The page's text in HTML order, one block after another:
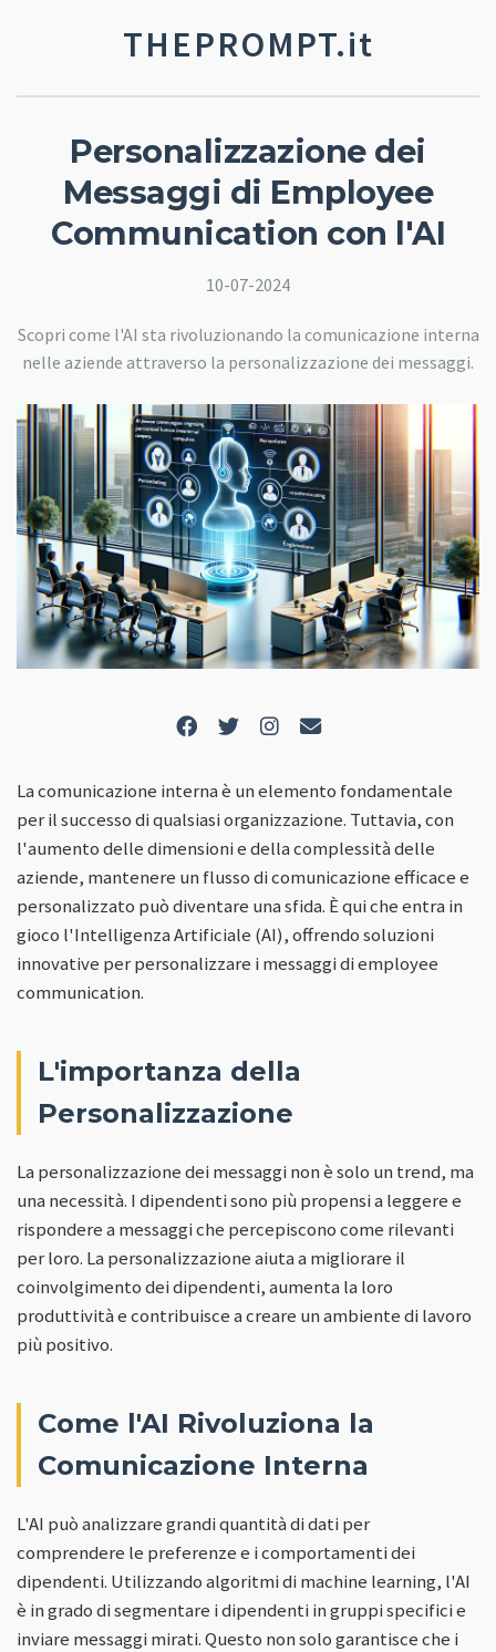
THEPROMPT.it
Personalizzazione dei
Messaggi di Employee
Communication con l'AI
10-07-2024
Scopri come l'AI sta rivoluzionando la comunicazione interna
nelle aziende attraverso la personalizzazione dei messaggi.
La comunicazione interna è un elemento fondamentale
per il successo di qualsiasi organizzazione. Tuttavia, con
l'aumento delle dimensioni e della complessità delle
aziende, mantenere un flusso di comunicazione efficace e
personalizzato può diventare una sfida. È qui che entra in
gioco l'Intelligenza Artificiale (AI), offrendo soluzioni
innovative per personalizzare i messaggi di employee
communication.
L'importanza della
Personalizzazione
La personalizzazione dei messaggi non è solo un trend, ma
una necessità. I dipendenti sono più propensi a leggere e
rispondere a messaggi che percepiscono come rilevanti
per loro. La personalizzazione aiuta a migliorare il
coinvolgimento dei dipendenti, aumenta la loro
produttività e contribuisce a creare un ambiente di lavoro
più positivo.
Come l'AI Rivoluziona la
Comunicazione Interna
L'AI può analizzare grandi quantità di dati per
comprendere le preferenze e i comportamenti dei
dipendenti. Utilizzando algoritmi di machine learning, l'AI
è in grado di segmentare i dipendenti in gruppi specifici e
inviare messaggi mirati. Questo non solo garantisce che i